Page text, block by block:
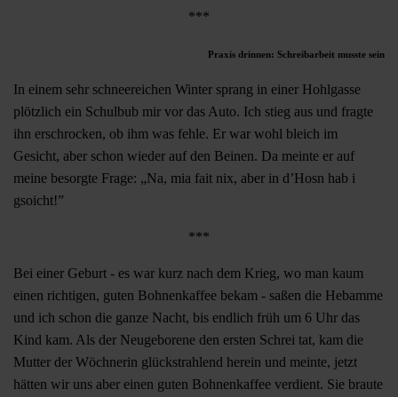
***
Praxis drinnen: Schreibarbeit musste sein
In einem sehr schneereichen Winter sprang in einer Hohlgasse
plötzlich ein Schulbub mir vor das Auto. Ich stieg aus und fragte
ihn erschrocken, ob ihm was fehle. Er war wohl bleich im
Gesicht, aber schon wieder auf den Beinen. Da meinte er auf
meine besorgte Frage: „Na, mia fait nix, aber in d’Hosn hab i
gsoicht!”
***
Bei einer Geburt - es war kurz nach dem Krieg, wo man kaum
einen richtigen, guten Bohnenkaffee bekam - saßen die Hebamme
und ich schon die ganze Nacht, bis endlich früh um 6 Uhr das
Kind kam. Als der Neugeborene den ersten Schrei tat, kam die
Mutter der Wöchnerin glückstrahlend herein und meinte, jetzt
hätten wir uns aber einen guten Bohnenkaffee verdient. Sie braute